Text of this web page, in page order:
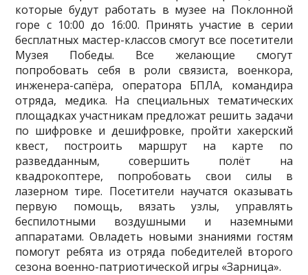
которые будут работать в музее на Поклонной
горе с 10:00 до 16:00. Принять участие в серии
бесплатных мастер-классов смогут все посетители
Музея Победы. Все желающие смогут
попробовать себя в роли связиста, военкора,
инженера-сапёра, оператора БПЛА, командира
отряда, медика. На специальных тематических
площадках участникам предложат решить задачи
по шифровке и дешифровке, пройти хакерский
квест, построить маршрут на карте по
разведданным, совершить полёт на
квадрокоптере, попробовать свои силы в
лазерном тире. Посетители научатся оказывать
первую помощь, вязать узлы, управлять
беспилотными воздушными и наземными
аппаратами. Овладеть новыми знаниями гостям
помогут ребята из отряда победителей второго
сезона военно-патриотической игры «Зарница».